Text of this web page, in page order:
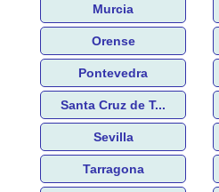
Murcia
Orense
Pontevedra
Santa Cruz de T...
Sevilla
Tarragona